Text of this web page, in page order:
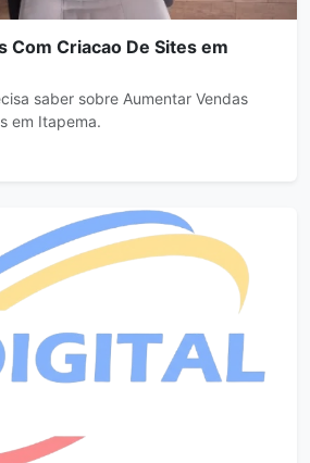
Com Criacao De Sites em
saber sobre Aumentar Vendas
em Itapema.